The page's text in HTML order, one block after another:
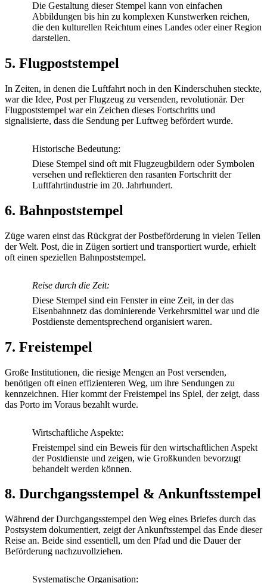
Die Gestaltung dieser Stempel kann von einfachen
Abbildungen bis hin zu komplexen Kunstwerken reichen,
die den kulturellen Reichtum eines Landes oder einer Region
darstellen.
5. Flugpoststempel
In Zeiten, in denen die Luftfahrt noch in den Kinderschuhen steckte,
war die Idee, Post per Flugzeug zu versenden, revolutionär. Der
Flugpoststempel war ein Zeichen dieses Fortschritts und
signalisierte, dass die Sendung per Luftweg befördert wurde.
Historische Bedeutung:
Diese Stempel sind oft mit Flugzeugbildern oder Symbolen
versehen und reflektieren den rasanten Fortschritt der
Luftfahrtindustrie im 20. Jahrhundert.
6. Bahnpoststempel
Züge waren einst das Rückgrat der Postbeförderung in vielen Teilen
der Welt. Post, die in Zügen sortiert und transportiert wurde, erhielt
oft einen speziellen Bahnpoststempel.
Reise durch die Zeit:
Diese Stempel sind ein Fenster in eine Zeit, in der das
Eisenbahnnetz das dominierende Verkehrsmittel war und die
Postdienste dementsprechend organisiert waren.
7. Freistempel
Große Institutionen, die riesige Mengen an Post versenden,
benötigen oft einen effizienteren Weg, um ihre Sendungen zu
kennzeichnen. Hier kommt der Freistempel ins Spiel, der zeigt, dass
das Porto im Voraus bezahlt wurde.
Wirtschaftliche Aspekte:
Freistempel sind ein Beweis für den wirtschaftlichen Aspekt
der Postdienste und zeigen, wie Großkunden bevorzugt
behandelt werden können.
8. Durchgangsstempel & Ankunftsstempel
Während der Durchgangsstempel den Weg eines Briefes durch das
Postsystem dokumentiert, zeigt der Ankunftsstempel das Ende dieser
Reise an. Beide sind essentiell, um den Pfad und die Dauer der
Beförderung nachzuvollziehen.
Systematische Organisation: